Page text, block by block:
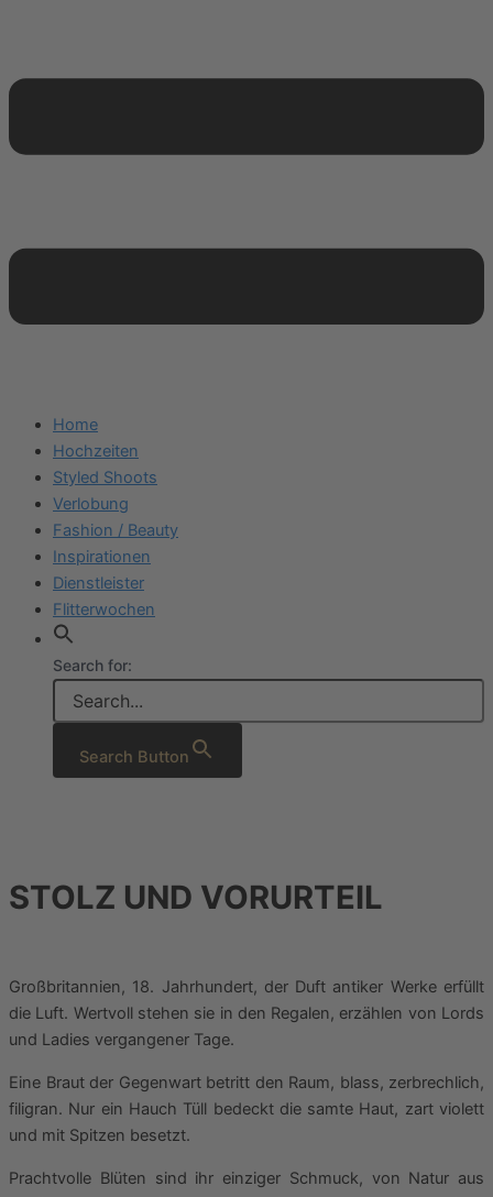
Home
Hochzeiten
Styled Shoots
Verlobung
Fashion / Beauty
Inspirationen
Dienstleister
Flitterwochen
Search for:
Search Button
STOLZ UND VORURTEIL
Großbritannien, 18. Jahrhundert, der Duft antiker Werke erfüllt
die Luft. Wertvoll stehen sie in den Regalen, erzählen von Lords
und Ladies vergangener Tage.
Eine Braut der Gegenwart betritt den Raum, blass, zerbrechlich,
filigran. Nur ein Hauch Tüll bedeckt die samte Haut, zart violett
und mit Spitzen besetzt.
Prachtvolle Blüten sind ihr einziger Schmuck, von Natur aus